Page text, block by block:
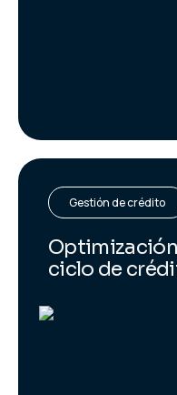
Gestión de crédito
ciclo de